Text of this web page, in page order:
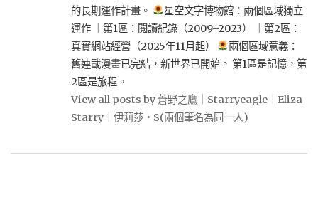
的長期運作計畫。
星空文字博物館：兩個區域獨立
運作 ｜第1區：閱讀紀錄（2009–2023） ｜第2區：
真實網站經營（2025年11月起）
兩個區域意義：
舊連載漫畫已完結，新世界已開始。 第1區是記憶，第
2區是旅程。
View all posts by 蒼野之鷹｜Starryeagle｜Eliza
Starry｜伊莉莎・S(兩個筆名為同一人)